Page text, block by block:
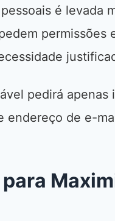
é levada
permissões
pedirá
endereço de e-